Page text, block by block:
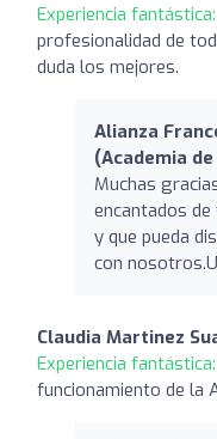
Experiencia fantástica:
profesionalidad de
duda los mejores.
Alianza
(Academia
Muchas
encantados
y que pueda
con
Claudia Martinez
Experiencia fantástica:
funcionamiento de la